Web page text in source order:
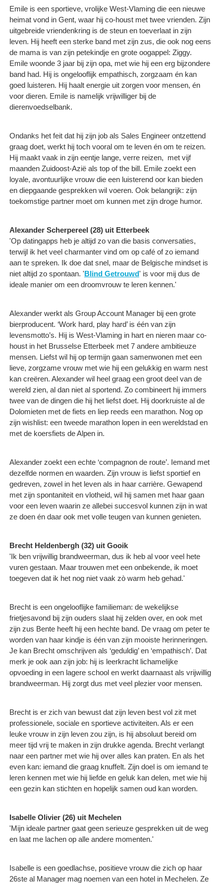
Emile is een sportieve, vrolijke West-Vlaming die een nieuwe
heimat vond in Gent, waar hij co-houst met twee vrienden. Zijn
uitgebreide vriendenkring is de steun en toeverlaat in zijn
leven. Hij heeft een sterke band met zijn zus, die ook nog eens
de mama is van zijn petekindje en grote oogappel: Ziggy.
Emile woonde 3 jaar bij zijn opa, met wie hij een erg bijzondere
band had. Hij is ongelooflijk empathisch, zorgzaam én kan
goed luisteren. Hij haalt energie uit zorgen voor mensen, én
voor dieren. Emile is namelijk vrijwilliger bij de
dierenvoedselbank.
Ondanks het feit dat hij zijn job als Sales Engineer ontzettend
graag doet, werkt hij toch vooral om te leven én om te reizen.
Hij maakt vaak in zijn eentje lange, verre reizen, met vijf
maanden Zuidoost-Azië als top of the bill. Emile zoekt een
loyale, avontuurlijke vrouw die een luisterend oor kan bieden
en diepgaande gesprekken wil voeren. Ook belangrijk: zijn
toekomstige partner moet om kunnen met zijn droge humor.
Alexander Scherpereel (28) uit Etterbeek
'Op datingapps heb je altijd zo van die basis conversaties,
terwijl ik het veel charmanter vind om op café of zo iemand
aan te spreken. Ik doe dat snel, maar de Belgische mindset is
niet altijd zo spontaan. 'Blind Getrouwd' is voor mij dus de
ideale manier om een droomvrouw te leren kennen.'
Alexander werkt als Group Account Manager bij een grote
bierproducent. ‘Work hard, play hard’ is één van zijn
levensmotto’s. Hij is West-Vlaming in hart en nieren maar co-
houst in het Brusselse Etterbeek met 7 andere ambitieuze
mensen. Liefst wil hij op termijn gaan samenwonen met een
lieve, zorgzame vrouw met wie hij een gelukkig en warm nest
kan creëren. Alexander wil heel graag een groot deel van de
wereld zien, al dan niet al sportend. Zo combineert hij immers
twee van de dingen die hij het liefst doet. Hij doorkruiste al de
Dolomieten met de fiets en liep reeds een marathon. Nog op
zijn wishlist: een tweede marathon lopen in een wereldstad en
met de koersfiets de Alpen in.
Alexander zoekt een echte ‘compagnon de route’. Iemand met
dezelfde normen en waarden. Zijn vrouw is liefst sportief en
gedreven, zowel in het leven als in haar carrière. Gewapend
met zijn spontaniteit en vlotheid, wil hij samen met haar gaan
voor een leven waarin ze allebei succesvol kunnen zijn in wat
ze doen én daar ook met volle teugen van kunnen genieten.
Brecht Heldenbergh (32) uit Gooik
'Ik ben vrijwillig brandweerman, dus ik heb al voor veel hete
vuren gestaan. Maar trouwen met een onbekende, ik moet
toegeven dat ik het nog niet vaak zò warm heb gehad.'
Brecht is een ongelooflijke familieman: de wekelijkse
frietjesavond bij zijn ouders slaat hij zelden over, en ook met
zijn zus Bente heeft hij een hechte band. De vraag om peter te
worden van haar kindje is één van zijn mooiste herinneringen.
Je kan Brecht omschrijven als ‘geduldig’ en ‘empathisch’. Dat
merk je ook aan zijn job: hij is leerkracht lichamelijke
opvoeding in een lagere school en werkt daarnaast als vrijwillig
brandweerman. Hij zorgt dus met veel plezier voor mensen.
Brecht is er zich van bewust dat zijn leven best vol zit met
professionele, sociale en sportieve activiteiten. Als er een
leuke vrouw in zijn leven zou zijn, is hij absoluut bereid om
meer tijd vrij te maken in zijn drukke agenda. Brecht verlangt
naar een partner met wie hij over alles kan praten. En als het
even kan: iemand die graag knuffelt. Zijn doel is om iemand te
leren kennen met wie hij liefde en geluk kan delen, met wie hij
een gezin kan stichten en hopelijk samen oud kan worden.
Isabelle Olivier (26) uit Mechelen
'Mijn ideale partner gaat geen serieuze gesprekken uit de weg
en laat me lachen op alle andere momenten.'
Isabelle is een goedlachse, positieve vrouw die zich op haar
26ste al Manager mag noemen van een hotel in Mechelen. Ze